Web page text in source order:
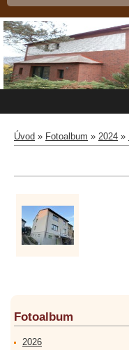
Úvod » Fotoalbum » 2024 »
Fotoalbum
2026